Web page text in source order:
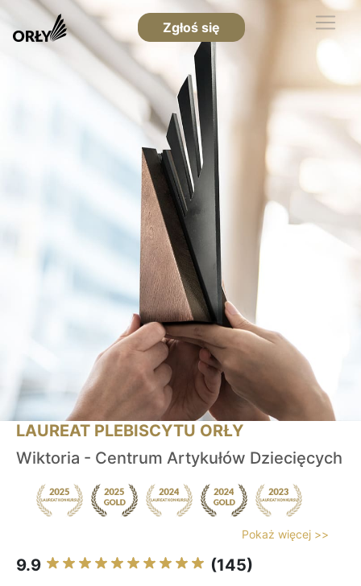
Zgłoś się
LAUREAT PLEBISCYTU ORŁY
Wiktoria - Centrum Artykułów Dziecięcych
Pokaż więcej >>
9.9 (145)